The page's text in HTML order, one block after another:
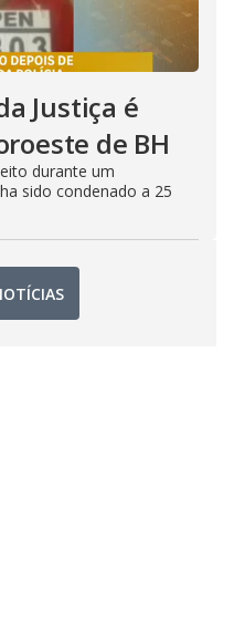
Justiça é
de BH
durante um
sido condenado a 25